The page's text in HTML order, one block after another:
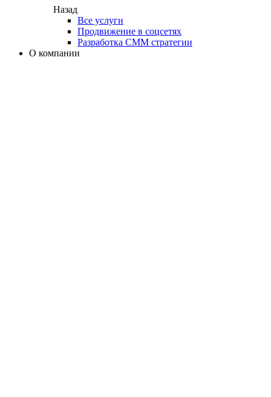
Назад
Все услуги
Продвижение в соцсетях
Разработка СММ стратегии
О компании